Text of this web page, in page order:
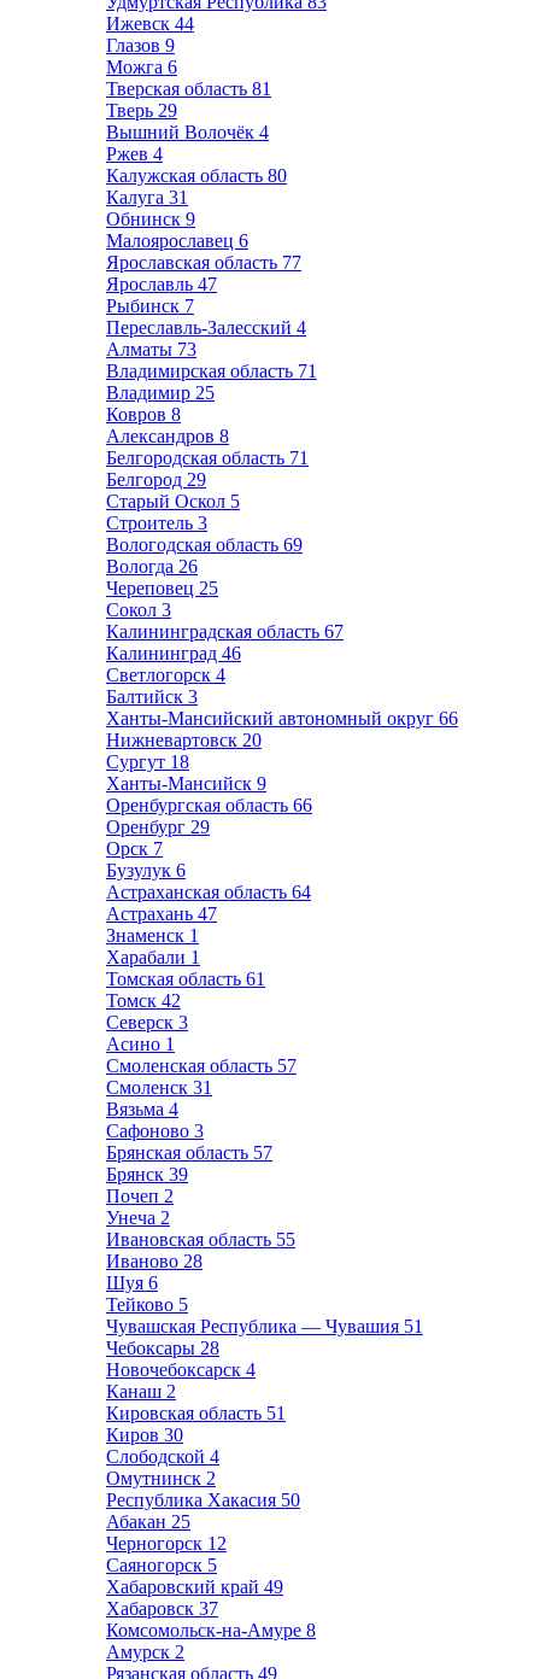
Ижевск 44
Глазов 9
Можга 6
Тверская область 81
Тверь 29
Вышний Волочёк 4
Ржев 4
Калужская область 80
Калуга 31
Обнинск 9
Малоярославец 6
Ярославская область 77
Ярославль 47
Рыбинск 7
Переславль-Залесский 4
Алматы 73
Владимирская область 71
Владимир 25
Ковров 8
Александров 8
Белгородская область 71
Белгород 29
Старый Оскол 5
Строитель 3
Вологодская область 69
Вологда 26
Череповец 25
Сокол 3
Калининградская область 67
Калининград 46
Светлогорск 4
Балтийск 3
Ханты-Мансийский автономный округ 66
Нижневартовск 20
Сургут 18
Ханты-Мансийск 9
Оренбургская область 66
Оренбург 29
Орск 7
Бузулук 6
Астраханская область 64
Астрахань 47
Знаменск 1
Харабали 1
Томская область 61
Томск 42
Северск 3
Асино 1
Смоленская область 57
Смоленск 31
Вязьма 4
Сафоново 3
Брянская область 57
Брянск 39
Почеп 2
Унеча 2
Ивановская область 55
Иваново 28
Шуя 6
Тейково 5
Чувашская Республика — Чувашия 51
Чебоксары 28
Новочебоксарск 4
Канаш 2
Кировская область 51
Киров 30
Слободской 4
Омутнинск 2
Республика Хакасия 50
Абакан 25
Черногорск 12
Саяногорск 5
Хабаровский край 49
Хабаровск 37
Комсомольск-на-Амуре 8
Амурск 2
Рязанская область 49